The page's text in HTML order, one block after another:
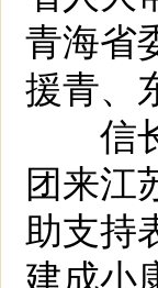
青海省
援青、
信长
团来江
助支持
建成小